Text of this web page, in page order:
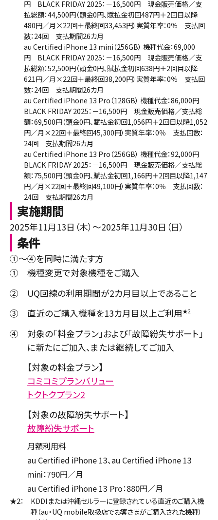
円 BLACK FRIDAY 2025：－16,500円 現金販売価格／支
払総額：44,500円（頭金0円、賦払金初回487円＋2回目以降
480円／月×22回＋最終回33,453円）実質年率：0％ 支払回
数：24回 支払期間26カ月
au Certified iPhone 13 mini（256GB） 機種代金：69,000
円 BLACK FRIDAY 2025：－16,500円 現金販売価格／支
払総額：52,500円（頭金0円、賦払金初回638円＋2回目以降
621円／月×22回＋最終回38,200円）実質年率：0％ 支払回
数：24回 支払期間26カ月
au Certified iPhone 13 Pro（128GB） 機種代金：86,000円
BLACK FRIDAY 2025：－16,500円 現金販売価格／支払総
額：69,500円（頭金0円、賦払金初回1,056円＋2回目以降1,052
円／月×22回＋最終回45,300円）実質年率：0％ 支払回数：
24回 支払期間26カ月
au Certified iPhone 13 Pro（256GB） 機種代金：92,000円
BLACK FRIDAY 2025：－16,500円 現金販売価格／支払総
額：75,500円（頭金0円、賦払金初回1,166円＋2回目以降1,147
円／月×22回＋最終回49,100円）実質年率：0％ 支払回数：
24回 支払期間26カ月
実施期間
2025年11月13日（木）～2025年11月30日（日）
条件
①～④を同時に満たす方
①
機種変更で対象機種をご購入
②
UQ回線の利用期間が2カ月目以上であること
③
直近のご購入機種を13カ月目以上ご利用★2
④
対象の「料金プラン」および「故障紛失サポート」
に新たにご加入、または継続してご加入
【対象の料金プラン】
コミコミプランバリュー
トクトクプラン2
【対象の故障紛失サポート】
故障紛失サポート
月額利用料
au Certified iPhone 13、au Certified iPhone 13
mini：790円／月
au Certified iPhone 13 Pro：880円／月
★2：
KDDIまたは沖縄セルラーに登録されている直近のご購入機
種（au・UQ mobile取扱店でお客さまがご購入された機種）